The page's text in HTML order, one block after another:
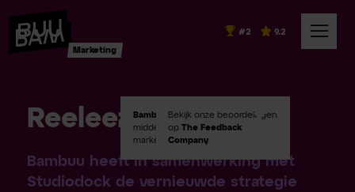
Marketing
#2
Bambuu #2in Emerce100
middelgroot digital
marketingbureaus!
9.2
Bekijk onze beoordelingen
opThe Feedback
Company.
Reeleezee
Bambuu heeft in samenwerking met
Studiodock de vernieuwde strategie